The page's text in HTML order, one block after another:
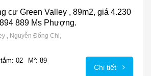
cư Green Valley , 89m2, giá 4.230
889 Ms Phượng.
, Nguyễn Đổng Chi,
02
M²: 89
Chi tiết